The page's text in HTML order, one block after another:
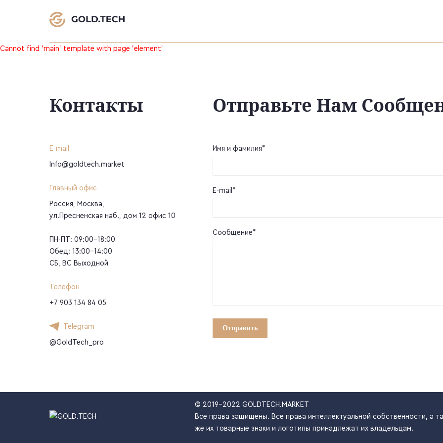
Cannot find 'main' template with page 'element'
Контакты
E-mail
Info@goldtech.market
Главный офис
Россия, Москва,
ул.Пресненская наб., дом 12 офис 10
ПН-ПТ: 09:00-18:00
Обед: 13:00-14:00
СБ, ВС Выходной
Телефон
+7 903 134 84 05
Telegram
@GoldTech_pro
Отправьте Нам
Имя и фамилия*
E-mail*
Сообщение*
© 2019-2022 GOLDTECH.MARKET
Все права защищены. Все права интеллектуальной собственности, а
же их товарные знаки и логотипы принадлежат их владельцам.